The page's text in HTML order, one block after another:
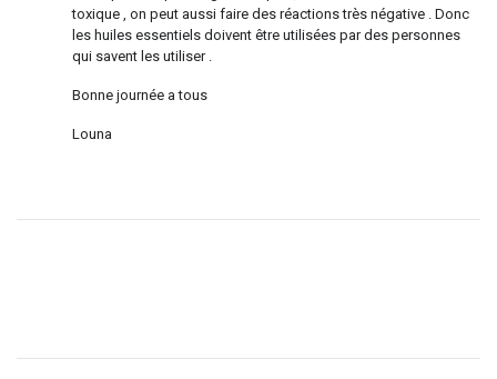
toxique , on peut aussi faire des réactions très négative . Donc
les huiles essentiels doivent être utilisées par des personnes
qui savent les utiliser .
Bonne journée a tous
Louna